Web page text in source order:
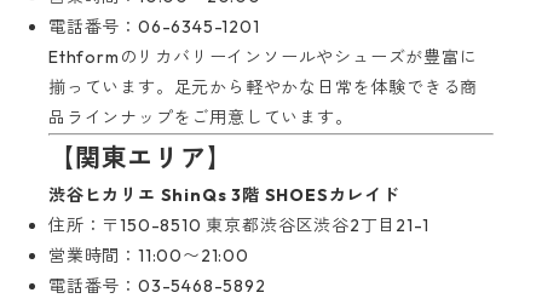
電話番号：06-6345-1201
Ethformのリカバリーインソールやシューズが豊富に
揃っています。足元から軽やかな日常を体験できる商
品ラインナップをご用意しています。
【関東エリア】
渋谷ヒカリエ ShinQs 3階 SHOESカレイド
住所：〒150-8510 東京都渋谷区渋谷2丁目21-1
営業時間：11:00〜21:00
電話番号：03-5468-5892